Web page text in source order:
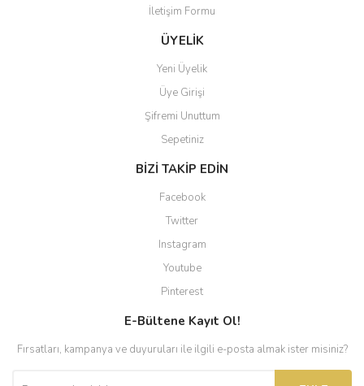
İletişim Formu
ÜYELİK
Yeni Üyelik
Üye Girişi
Şifremi Unuttum
Sepetiniz
BİZİ TAKİP EDİN
Facebook
Twitter
Instagram
Youtube
Pinterest
E-Bültene Kayıt Ol!
Fırsatları, kampanya ve duyuruları ile ilgili e-posta almak ister misiniz?